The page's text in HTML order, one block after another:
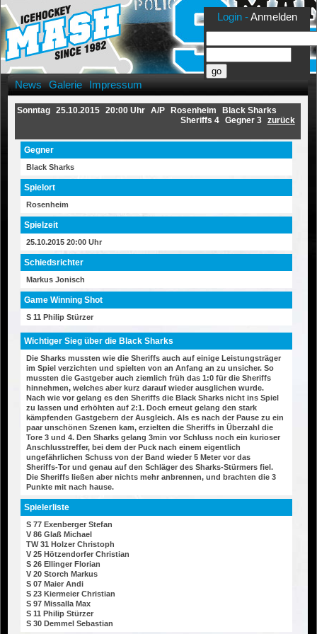
News Galerie Impressum
Sonntag 25.10.2015 20:00 Uhr A/P Rosenheim
Black Sharks
zurück
Sheriffs 4 Gegner 3
Gegner
Black Sharks
Spielort
Rosenheim
Spielzeit
25.10.2015 20:00 Uhr
Schiedsrichter
Markus Jonisch
Game Winning Shot
S 11 Philip Stürzer
Wichtiger Sieg über die Black Sharks
Die Sharks mussten wie die Sheriffs auch auf einige Leistungsträger
im Spiel verzichten und spielten von an Anfang an zu unsicher. So
mussten die Gastgeber auch ziemlich früh das 1:0 für die Sheriffs
hinnehmen, welches aber kurz darauf wieder ausglichen wurde.
Nach wie vor gelang es den Sheriffs die Black Sharks nicht ins Spiel
zu lassen und erhöhten auf 2:1. Doch erneut gelang den stark
kämpfenden Gastgebern der Ausgleich. Als es nach der Pause zu ein
paar unschönen Szenen kam, erzielten die Sheriffs in Überzahl die
Tore 3 und 4. Den Sharks gelang 3min vor Schluss noch ein kurioser
Anschlusstreffer, bei dem der Puck nach einem eigentlich
ungefährlichen Schuss von der Band wieder 5 Meter vor das
Sheriffs-Tor und genau auf den Schläger des Sharks-Stürmers fiel.
Die Sheriffs ließen aber nichts mehr anbrennen, und brachten die 3
Punkte mit nach hause.
Spielerliste
S 77 Exenberger Stefan
V 86 Glaß Michael
TW 31 Holzer Christoph
V 25 Hötzendorfer Christian
S 26 Ellinger Florian
V 20 Storch Markus
S 07 Maier Andi
S 23 Kiermeier Christian
S 97 Missalla Max
S 11 Philip Stürzer
S 30 Demmel Sebastian
Login -Anmelden